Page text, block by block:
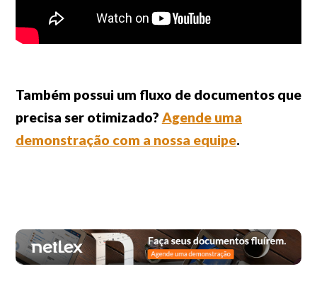
Também possui um fluxo de documentos que
precisa ser otimizado? Agende uma
demonstração com a nossa equipe.